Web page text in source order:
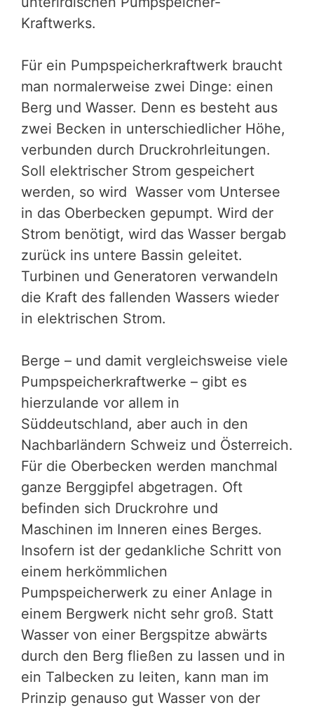
Kraftwerks.
Für ein Pumpspeicherkraftwerk braucht
man normalerweise zwei Dinge: einen
Berg und Wasser. Denn es besteht aus
zwei Becken in unterschiedlicher Höhe,
verbunden durch Druckrohrleitungen.
Soll elektrischer Strom gespeichert
werden, so wird Wasser vom Untersee
in das Oberbecken gepumpt. Wird der
Strom benötigt, wird das Wasser bergab
zurück ins untere Bassin geleitet.
Turbinen und Generatoren verwandeln
die Kraft des fallenden Wassers wieder
in elektrischen Strom.
Berge – und damit vergleichsweise viele
Pumpspeicherkraftwerke – gibt es
hierzulande vor allem in
Süddeutschland, aber auch in den
Nachbarländern Schweiz und Österreich.
Für die Oberbecken werden manchmal
ganze Berggipfel abgetragen. Oft
befinden sich Druckrohre und
Maschinen im Inneren eines Berges.
Insofern ist der gedankliche Schritt von
einem herkömmlichen
Pumpspeicherwerk zu einer Anlage in
einem Bergwerk nicht sehr groß. Statt
Wasser von einer Bergspitze abwärts
durch den Berg fließen zu lassen und in
ein Talbecken zu leiten, kann man im
Prinzip genauso gut Wasser von der